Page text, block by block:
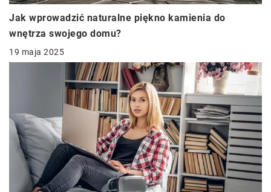
Jak wprowadzić naturalne piękno kamienia do
wnętrza swojego domu?
19 maja 2025